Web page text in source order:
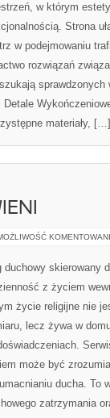
w którym
Strona
w podejmowaniu
rozwiązań
materiały, […]
duchowy skierowany
z życiem
życie religijne nie
lecz żywa w
może być
ducha. To
zatrzymania